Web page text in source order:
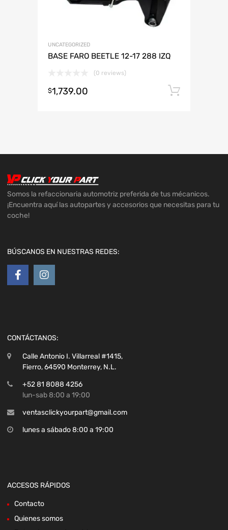
UNCATEGORIZED
BASE FARO BEETLE 12-17 288 IZQ
(0 reviews)
$1,739.00
Somos la refaccionaria automotriz preferida de tus mécanicos.
¡Encuentra aquí las autopartes y accesorios que necesitas para tu
coche!
BÚSCANOS EN NUESTRAS REDES:
CONTÁCTANOS:
Calle Antonio I. Villarreal #1415,
Fierro, 64590 Monterrey, N.L.
+52 81 8088 4256
lun-sab 8:00 a 19:00
ventasclickyourpart@gmail.com
lunes a sábado 8:00 a 19:00
ACCESOS RÁPIDOS
Contacto
Quienes somos